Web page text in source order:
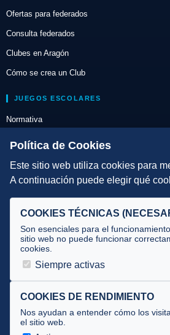
Ofertas para federados
Consulta federados
Clubes en Aragón
Cómo se crea un Club
JUEGOS ESCOLARES
Normativa
Escuelas de Triatlón
DIRECCIÓN TÉCNICA
Selecciones
Tecnificación
JUECES Y OFICIALES
Documentos
Cursos
Circulares oficiales
Política de Cookies
Este sitio web utiliza cookies para
A continuación puede elegir qué
COOKIES TÉCNICAS
Son esenciales para el
sitio web no puede funcionar
cookies.
Siempre activas
COOKIES DE RENDIMIENTO
Nos ayudan a entender cómo los
el sitio web.